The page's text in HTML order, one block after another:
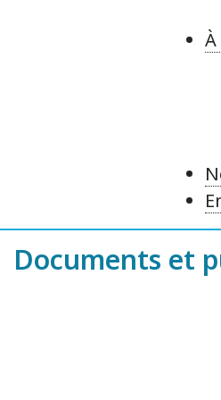
Documents et